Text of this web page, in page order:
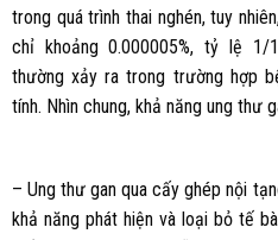
trong quá trình thai nghén, tuy
chỉ khoảng 0.000005%, tỷ lệ 1/
thường xảy ra trong trường hợp
tính. Nhìn chung, khả năng ung thư
– Ung thư gan qua cấy ghép nội
khả năng phát hiện và loại bỏ tế